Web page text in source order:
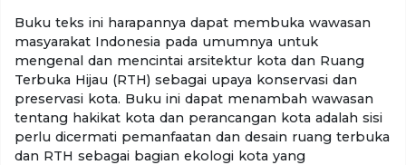
Buku teks ini harapannya dapat membuka wawasan
masyarakat Indonesia pada umumnya untuk
mengenal dan mencintai arsitektur kota dan Ruang
Terbuka Hijau (RTH) sebagai upaya konservasi dan
preservasi kota. Buku ini dapat menambah wawasan
tentang hakikat kota dan perancangan kota adalah sisi
perlu dicermati pemanfaatan dan desain ruang terbuka
dan RTH sebagai bagian ekologi kota yang